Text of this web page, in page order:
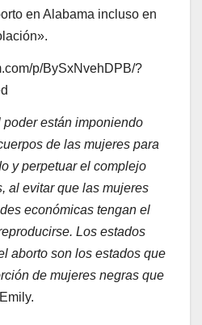
en Alabama incluso en
p/BySxNvehDPB/?
están imponiendo
de las mujeres para
y perpetuar el complejo
al evitar que las mujeres
económicas tengan el
Los estados
aborto son los estados que
de mujeres negras que